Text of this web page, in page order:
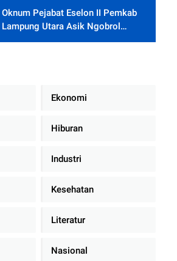
Oknum Pejabat Eselon II Pemkab
Lampung Utara Asik Ngobrol
Dengan Teman Kencan Wanitanya
Ekonomi
Hiburan
Industri
Kesehatan
Literatur
Nasional